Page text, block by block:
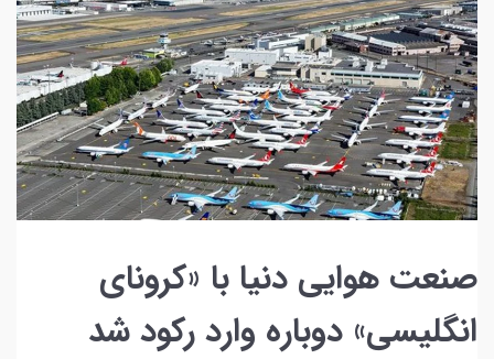
صنعت هوایی دنیا با «کرونای
انگلیسی» دوباره وارد رکود شد